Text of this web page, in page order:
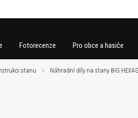
Fotorecenze Pro obce a hasiče
stanu / Náhradní díly na stany BIG